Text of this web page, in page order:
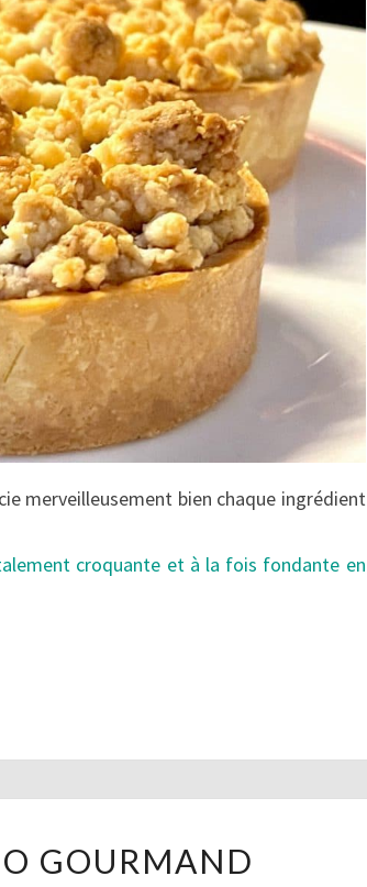
merveilleusement bien chaque ingrédient
croquante et à la fois fondante en
GOURMAND